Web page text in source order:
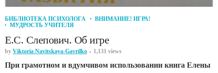
БИБЛИОТЕКА ПСИХОЛОГА
ВНИМАНИЕ! ИГРА!
МУДРОСТЬ УЧИТЕЛЯ
Е.С. Слепович. Об игре
by Viktoria Navitskaya-Gavrilko 1,131 views
При грамотном и вдумчивом использовании книга Елены